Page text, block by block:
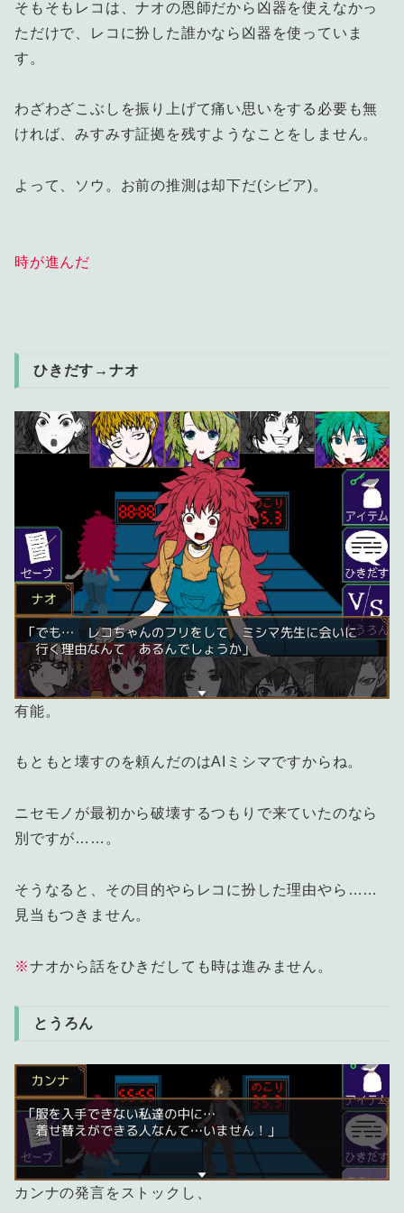
そもそもレコは、ナオの恩師だから凶器を使えなかっ
ただけで、レコに扮した誰かなら凶器を使っていま
す。
わざわざこぶしを振り上げて痛い思いをする必要も無
ければ、みすみす証拠を残すようなことをしません。
よって、ソウ。お前の推測は却下だ(シビア)。
時が進んだ
ひきだす→ナオ
有能。
もともと壊すのを頼んだのはAIミシマですからね。
ニセモノが最初から破壊するつもりで来ていたのなら
別ですが……。
そうなると、その目的やらレコに扮した理由やら……
見当もつきません。
※ナオから話をひきだしても時は進みません。
とうろん
カンナの発言をストックし、